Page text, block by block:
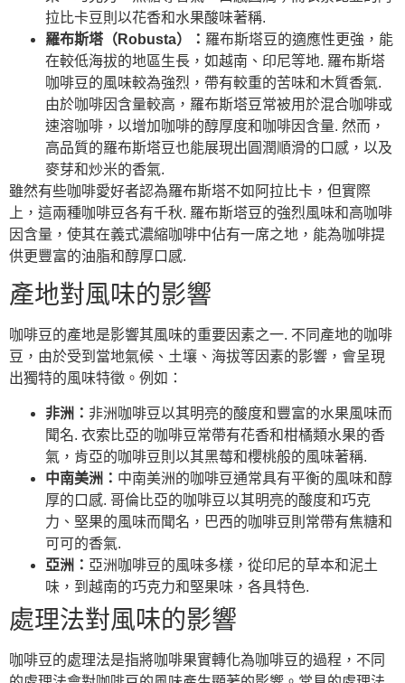
拉比卡豆則以花香和水果酸味著稱.
羅布斯塔（Robusta）： 羅布斯塔豆的適應性更強，能
在較低海拔的地區生長，如越南、印尼等地. 羅布斯塔
咖啡豆的風味較為強烈，帶有較重的苦味和木質香氣.
由於咖啡因含量較高，羅布斯塔豆常被用於混合咖啡或
速溶咖啡，以增加咖啡的醇厚度和咖啡因含量. 然而，
高品質的羅布斯塔豆也能展現出圓潤順滑的口感，以及
麥芽和炒米的香氣.
雖然有些咖啡愛好者認為羅布斯塔不如阿拉比卡，但實際
上，這兩種咖啡豆各有千秋. 羅布斯塔豆的強烈風味和高咖啡
因含量，使其在義式濃縮咖啡中佔有一席之地，能為咖啡提
供更豐富的油脂和醇厚口感.
產地對風味的影響
咖啡豆的產地是影響其風味的重要因素之一. 不同產地的咖啡
豆，由於受到當地氣候、土壤、海拔等因素的影響，會呈現
出獨特的風味特徵。例如：
非洲： 非洲咖啡豆以其明亮的酸度和豐富的水果風味而
聞名. 衣索比亞的咖啡豆常帶有花香和柑橘類水果的香
氣，肯亞的咖啡豆則以其黑莓和櫻桃般的風味著稱.
中南美洲： 中南美洲的咖啡豆通常具有平衡的風味和醇
厚的口感. 哥倫比亞的咖啡豆以其明亮的酸度和巧克
力、堅果的風味而聞名，巴西的咖啡豆則常帶有焦糖和
可可的香氣.
亞洲： 亞洲咖啡豆的風味多樣，從印尼的草本和泥土
味，到越南的巧克力和堅果味，各具特色.
處理法對風味的影響
咖啡豆的處理法是指將咖啡果實轉化為咖啡豆的過程，不同